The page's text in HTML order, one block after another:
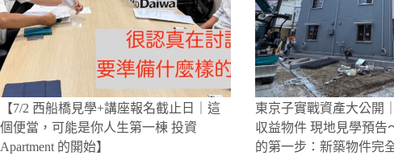
【7/2 西船橋見學+講座報名截止日｜這
個便當，可能是你人生第一棟 投資
Apartment 的開始】
東京子實戰資產大公開
収益物件 現地見學預告
的第一步：新築物件完